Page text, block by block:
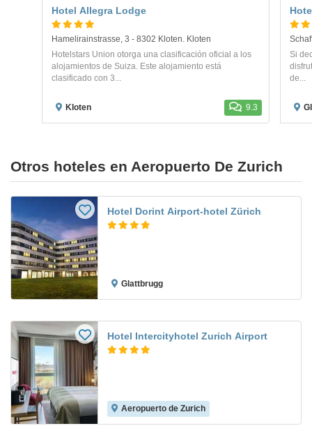
Hotel Allegra Lodge
Hamelirainstrasse, 3 - 8302 Kloten. Kloten
Hotelstars Union otorga una clasificación oficial a los
alojamientos de Suiza. Este alojamiento está
clasificado con 3...
Kloten 9.3
Si
de...
Otros hoteles en Aeropuerto De Zurich
Hotel Dorint Airport-hotel Zürich
Glattbrugg
Hotel Intercityhotel Zurich Airport
Aeropuerto de Zurich